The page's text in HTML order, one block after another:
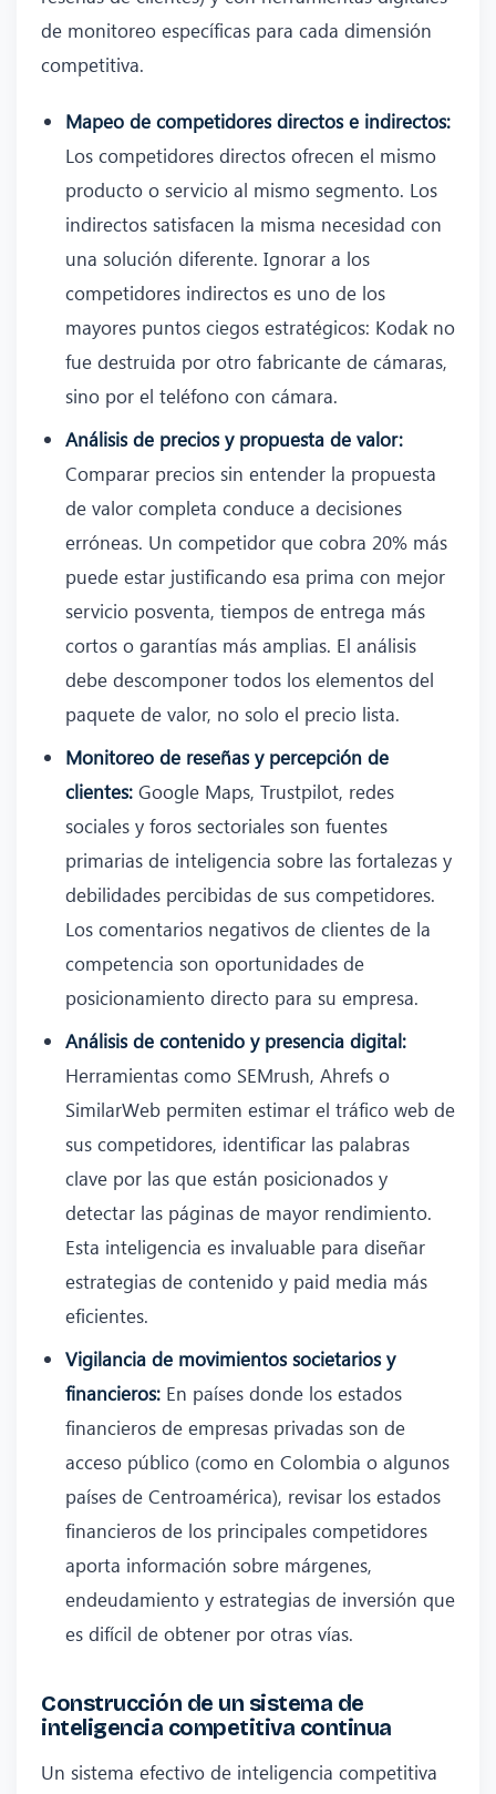
de monitoreo específicas para cada dimensión
competitiva.
Mapeo de competidores directos e indirectos:
Los competidores directos ofrecen el mismo
producto o servicio al mismo segmento. Los
indirectos satisfacen la misma necesidad con
una solución diferente. Ignorar a los
competidores indirectos es uno de los
mayores puntos ciegos estratégicos: Kodak no
fue destruida por otro fabricante de cámaras,
sino por el teléfono con cámara.
Análisis de precios y propuesta de valor:
Comparar precios sin entender la propuesta
de valor completa conduce a decisiones
erróneas. Un competidor que cobra 20% más
puede estar justificando esa prima con mejor
servicio posventa, tiempos de entrega más
cortos o garantías más amplias. El análisis
debe descomponer todos los elementos del
paquete de valor, no solo el precio lista.
Monitoreo de reseñas y percepción de
clientes: Google Maps, Trustpilot, redes
sociales y foros sectoriales son fuentes
primarias de inteligencia sobre las fortalezas y
debilidades percibidas de sus competidores.
Los comentarios negativos de clientes de la
competencia son oportunidades de
posicionamiento directo para su empresa.
Análisis de contenido y presencia digital:
Herramientas como SEMrush, Ahrefs o
SimilarWeb permiten estimar el tráfico web de
sus competidores, identificar las palabras
clave por las que están posicionados y
detectar las páginas de mayor rendimiento.
Esta inteligencia es invaluable para diseñar
estrategias de contenido y paid media más
eficientes.
Vigilancia de movimientos societarios y
financieros: En países donde los estados
financieros de empresas privadas son de
acceso público (como en Colombia o algunos
países de Centroamérica), revisar los estados
financieros de los principales competidores
aporta información sobre márgenes,
endeudamiento y estrategias de inversión que
es difícil de obtener por otras vías.
Construcción de un sistema de
inteligencia competitiva continua
Un sistema efectivo de inteligencia competitiva